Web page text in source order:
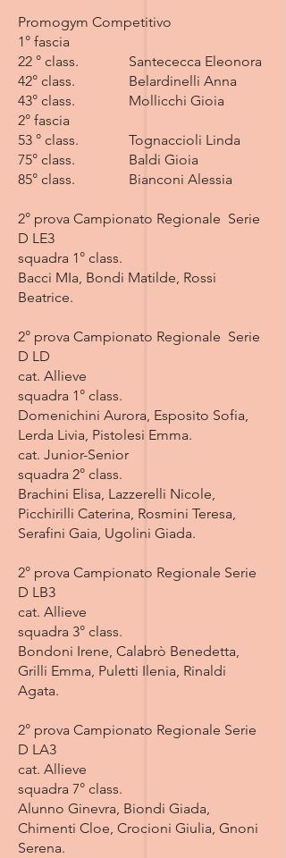
Promogym Competitivo
1° fascia
22 ° class. Santececca Eleonora
42° class. Belardinelli Anna
43° class. Mollicchi Gioia
2° fascia
53 ° class. Tognaccioli Linda
75° class. Baldi Gioia
85° class. Bianconi Alessia
2° prova Campionato Regionale Serie
D LE3
squadra 1° class.
Bacci MIa, Bondi Matilde, Rossi
Beatrice.
2° prova Campionato Regionale Serie
D LD
cat. Allieve
squadra 1° class.
Domenichini Aurora, Esposito Sofia,
Lerda Livia, Pistolesi Emma.
cat. Junior-Senior
squadra 2° class.
Brachini Elisa, Lazzerelli Nicole,
Picchirilli Caterina, Rosmini Teresa,
Serafini Gaia, Ugolini Giada.
2° prova Campionato Regionale Serie
D LB3
cat. Allieve
squadra 3° class.
Bondoni Irene, Calabrò Benedetta,
Grilli Emma, Puletti Ilenia, Rinaldi
Agata.
2° prova Campionato Regionale Serie
D LA3
cat. Allieve
squadra 7° class.
Alunno Ginevra, Biondi Giada,
Chimenti Cloe, Crocioni Giulia, Gnoni
Serena.